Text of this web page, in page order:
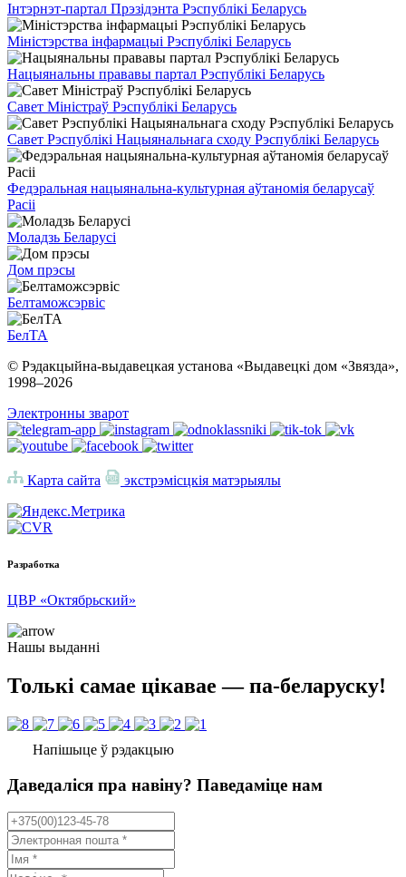
Інтэрнэт-партал Прэзідэнта Рэспублікі Беларусь
Міністэрства інфармацыі Рэспублікі Беларусь
Нацыянальны прававы партал Рэспублікі Беларусь
Савет Міністраў Рэспублікі Беларусь
Савет Рэспублікі Нацыянальнага сходу Рэспублікі Беларусь
Федэральная нацыянальна-культурная аўтаномія беларусаў
Расіі
Моладзь Беларусі
Дом прэсы
Белтаможсэрвіс
БелТА
© Рэдакцыйна-выдавецкая установа «Выдавецкі дом «Звязда»,
1998–2026
Электронны зварот
Карта сайта экстрэмісцкія матэрыялы
Разработка
ЦВР «Октябрьский»
Нашы выданні
Толькі самае цікавае — па-беларуску!
Напішыце ў рэдакцыю
Даведаліся пра навіну? Паведаміце нам